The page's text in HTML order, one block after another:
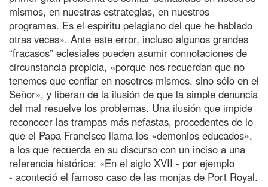
mismos, en nuestras estrategias, en nuestros
programas. Es el espíritu pelagiano del que he hablado
otras veces». Ante este error, incluso algunos grandes
“fracasos” eclesiales pueden asumir connotaciones de
circunstancia propicia, «porque nos recuerdan que no
tenemos que confiar en nosotros mismos, sino sólo en el
Señor», y liberan de la ilusión de que la simple denuncia
del mal resuelve los problemas. Una ilusión que impide
reconocer las trampas más nefastas, procedentes de lo
que el Papa Francisco llama los «demonios educados»,
a los que recuerda en su discurso con un inciso a una
referencia histórica: «En el siglo XVII - por ejemplo
- aconteció el famoso caso de las monjas de Port Royal.